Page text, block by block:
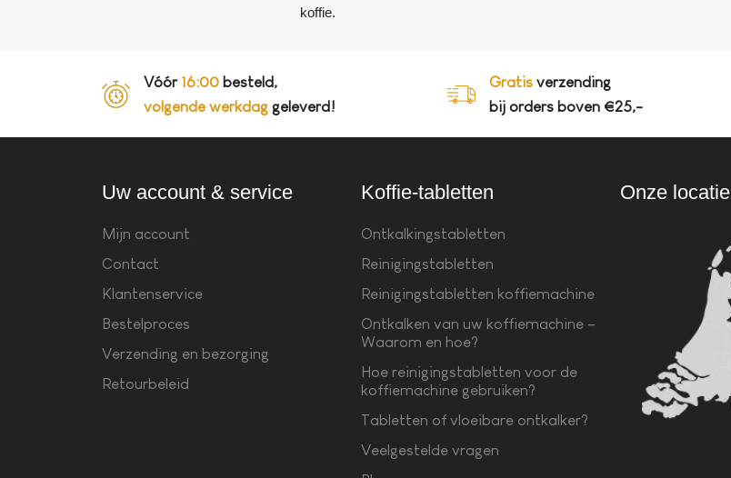
koffie.
Vóór 16:00 besteld,
volgende werkdag geleverd!
Gratis verzending
bij orders boven €25,-
Uw account & service
Mijn account
Contact
Klantenservice
Bestelproces
Verzending en bezorging
Retourbeleid
Koffie-tabletten
Ontkalkingstabletten
Reinigingstabletten
Reinigingstabletten koffiemachine
Ontkalken van uw koffiemachine –
Waarom en hoe?
Hoe reinigingstabletten voor de
koffiemachine gebruiken?
Tabletten of vloeibare ontkalker?
Veelgestelde vragen
Onze locatie